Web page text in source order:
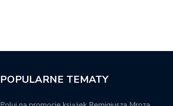
POPULARNE TEMATY